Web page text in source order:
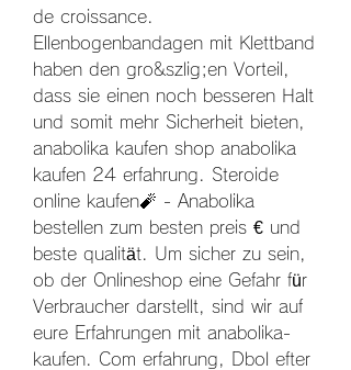
de croissance.
Ellenbogenbandagen mit Klettband
haben den gro&szlig;en Vorteil,
dass sie einen noch besseren Halt
und somit mehr Sicherheit bieten,
anabolika kaufen shop anabolika
kaufen 24 erfahrung. Steroide
online kaufen🧨 - Anabolika
bestellen zum besten preis € und
beste qualität. Um sicher zu sein,
ob der Onlineshop eine Gefahr für
Verbraucher darstellt, sind wir auf
eure Erfahrungen mit anabolika-
kaufen. Com erfahrung, Dbol efter